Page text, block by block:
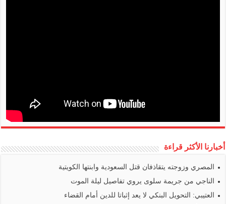
أخبارنا الأكثر قراءة
المصري وزوجته يتقاذفان قتل السعودية وابنتها الكويتية
الناجي من جريمة سلوى يروي تفاصيل ليلة الموت
العتيبي: التحويل البنكي لا يعد إثباتا للدين أمام القضاء